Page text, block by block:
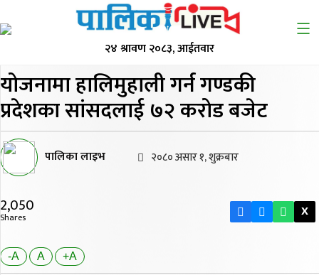
२४ श्रावण २०८३, आईतवार
योजनामा हालिमुहाली गर्नगण्डकी
प्रदेशका सांसदलाई ७२ करोड बजेट
पालिका लाइभ २०८० असार १, शुक्रबार
2,050
Shares X
-A A +A